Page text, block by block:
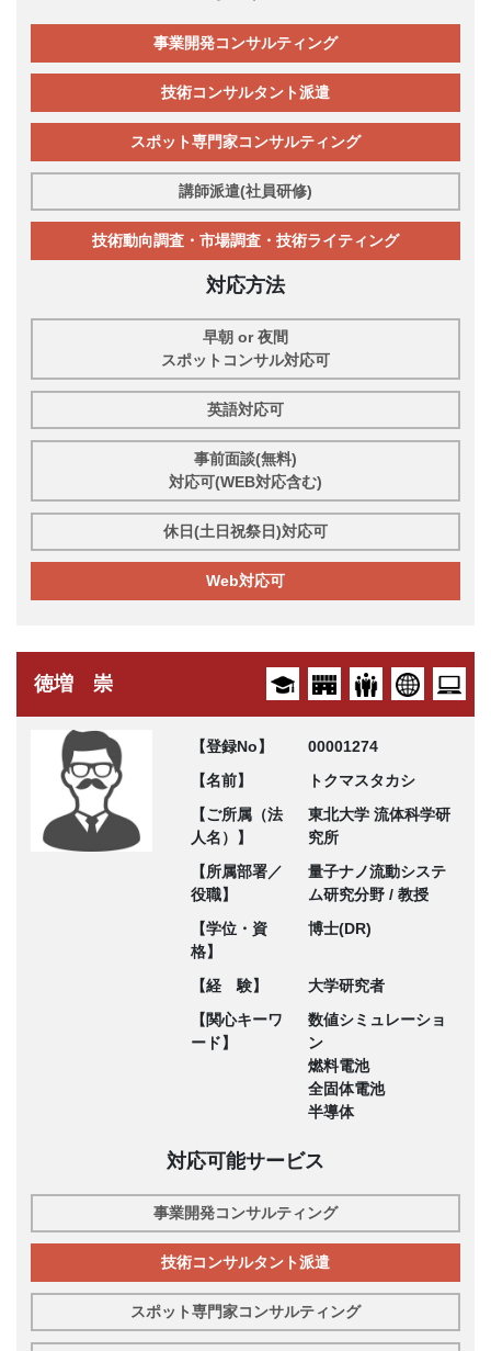
事業開発コンサルティング
技術コンサルタント派遣
スポット専門家コンサルティング
講師派遣(社員研修)
技術動向調査・市場調査・技術ライティング
対応方法
早朝 or 夜間
スポットコンサル対応可
英語対応可
事前面談(無料)
対応可(WEB対応含む)
休日(土日祝祭日)対応可
Web対応可
徳増 崇
【登録No】
00001274
【名前】
トクマスタカシ
【ご所属（法
人名）】
東北大学 流体科学研
究所
【所属部署／
役職】
量子ナノ流動システ
ム研究分野 / 教授
【学位・資
格】
博士(DR)
【経 験】
大学研究者
【関心キーワ
ード】
数値シミュレーショ
ン
燃料電池
全固体電池
半導体
対応可能サービス
事業開発コンサルティング
技術コンサルタント派遣
スポット専門家コンサルティング